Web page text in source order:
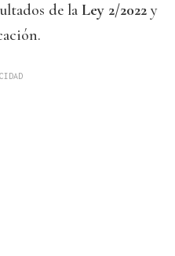
de la Ley 2/2022 y